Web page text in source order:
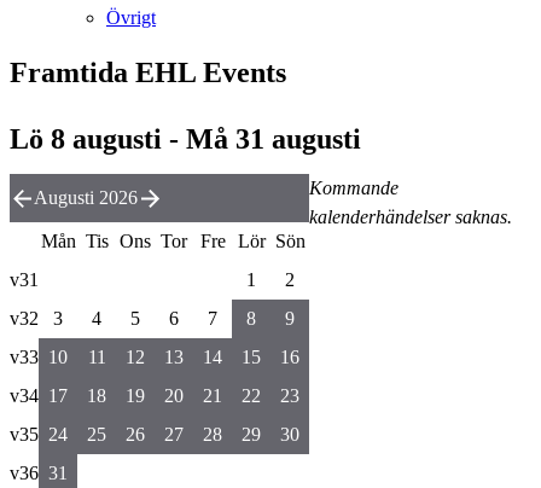
Övrigt
Framtida EHL Events
Lö 8 augusti - Må 31 augusti
Kommande
kalenderhändelser saknas.
Augusti 2026
Mån Tis Ons Tor Fre Lör Sön
v31
1
2
v32
3 4 5 6 7 8
9
v33 10 11 12 13 14 15
16
v34 17 18 19 20 21 22
23
v35 24 25 26 27 28 29
30
v36 31